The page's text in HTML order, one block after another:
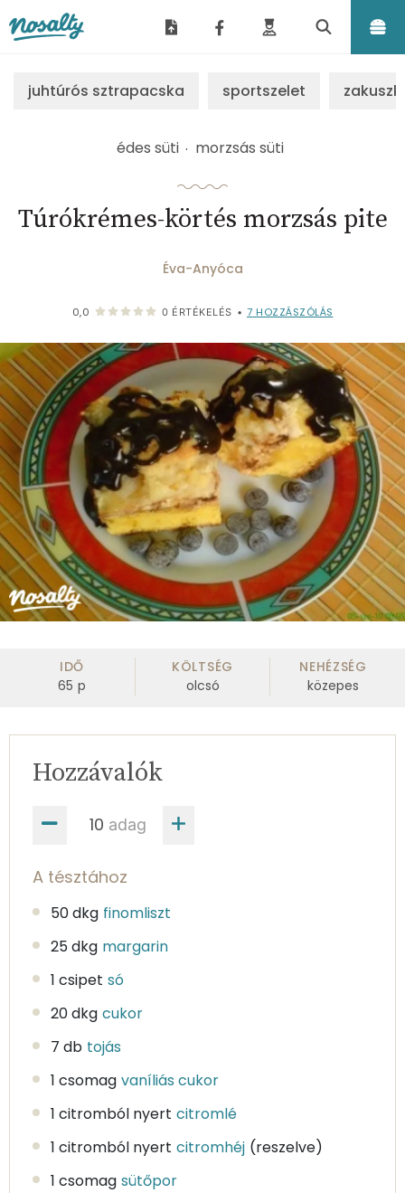
juhtúrós sztrapacska sportszelet
édes süti morzsás süti
Túrókrémes-körtés morzsás pite
Éva-Anyóca
0,0 0 ÉRTÉKELÉS • 7 HOZZÁSZÓLÁS
IDŐ
65 p
KÖLTSÉG
olcsó
NEHÉZSÉG
közepes
adag
Hozzávalók
A tésztához
50 dkg finomliszt
25 dkg margarin
1 csipet só
20 dkg cukor
7 db tojás
1 csomag vaníliás cukor
1 citromból nyert citromlé
1 citromból nyert citromhéj (reszelve)
1 csomag sütőpor